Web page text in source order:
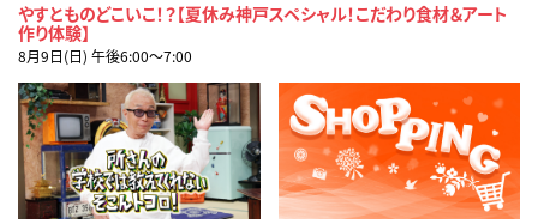
やすとものどこいこ！？【夏休み神戸スペシャル！こだわり食材＆アート
作り体験】
8月9日(日) 午後6:00〜7:00